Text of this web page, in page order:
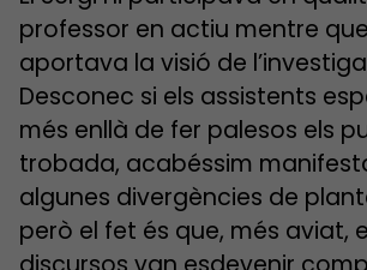
professor en actiu mentre
aportava la visió de
Desconec si els assistents
més enllà de fer palesos els
trobada, acabéssim
algunes divergències de
però el fet és que, més aviat,